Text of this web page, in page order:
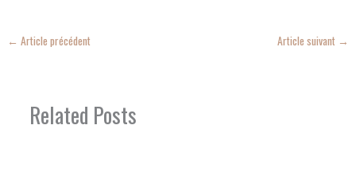
← Article précédent Article suivant →
Related Posts